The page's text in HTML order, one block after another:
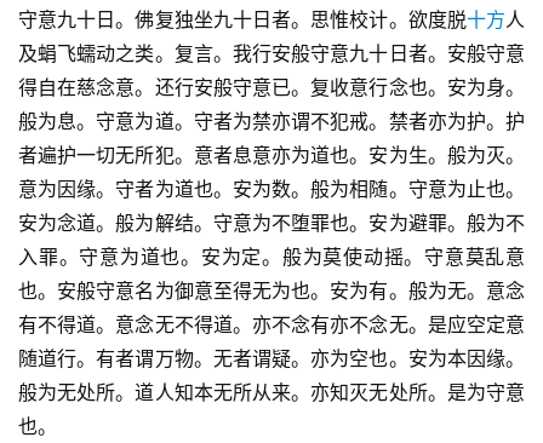
守意九十日。佛复独坐九十日者。思惟校计。欲度脱十方人
及蜎飞蠕动之类。复言。我行安般守意九十日者。安般守意
得自在慈念意。还行安般守意已。复收意行念也。安为身。
般为息。守意为道。守者为禁亦谓不犯戒。禁者亦为护。护
者遍护一切无所犯。意者息意亦为道也。安为生。般为灭。
意为因缘。守者为道也。安为数。般为相随。守意为止也。
安为念道。般为解结。守意为不堕罪也。安为避罪。般为不
入罪。守意为道也。安为定。般为莫使动摇。守意莫乱意
也。安般守意名为御意至得无为也。安为有。般为无。意念
有不得道。意念无不得道。亦不念有亦不念无。是应空定意
随道行。有者谓万物。无者谓疑。亦为空也。安为本因缘。
般为无处所。道人知本无所从来。亦知灭无处所。是为守意
也。